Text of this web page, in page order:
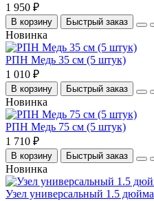
1 950 ₽
В корзину Быстрый заказ
Новинка
РПН Медь 35 см (5 штук)
1 010 ₽
В корзину Быстрый заказ
Новинка
РПН Медь 75 см (5 штук)
1 710 ₽
В корзину Быстрый заказ
Новинка
Узел универсальный 1.5 дюйма